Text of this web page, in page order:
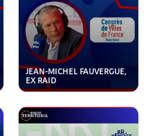
JEAN-MICHEL FAUVERGUE,
EX RAID